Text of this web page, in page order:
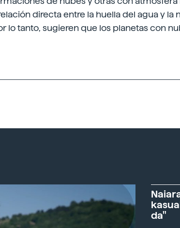
directa entre la huella del agua y la
lo tanto, sugieren que los planetas con
da"